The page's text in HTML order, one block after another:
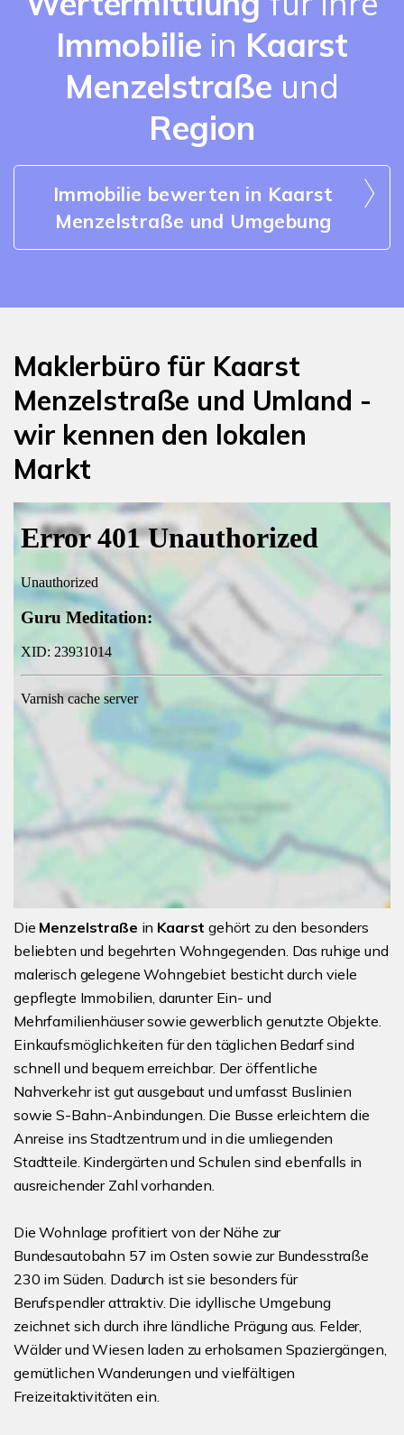
Immobilie in Kaarst
Menzelstraße und
Region
Immobilie bewerten in Kaarst
Menzelstraße und Umgebung
Maklerbüro für Kaarst
Menzelstraße und Umland -
wir kennen den lokalen
Markt
Die Menzelstraße in Kaarstgehört zu den besonders
beliebten und begehrten Wohngegenden. Das ruhige und
malerisch gelegene Wohngebiet besticht durch viele
gepflegte Immobilien, darunter Ein- und
Mehrfamilienhäuser sowie gewerblich genutzte Objekte.
Einkaufsmöglichkeiten für den täglichen Bedarf sind
schnell und bequem erreichbar. Der öffentliche
Nahverkehr ist gut ausgebaut und umfasst Buslinien
sowie S-Bahn-Anbindungen. Die Busse erleichtern die
Anreise ins Stadtzentrum und in die umliegenden
Stadtteile. Kindergärten und Schulen sind ebenfalls in
ausreichender Zahl vorhanden.
Die Wohnlage profitiert von der Nähe zur
Bundesautobahn 57 im Osten sowie zur Bundesstraße
230 im Süden. Dadurch ist sie besonders für
Berufspendler attraktiv. Die idyllische Umgebung
zeichnet sich durch ihre ländliche Prägung aus. Felder,
Wälder und Wiesen laden zu erholsamen Spaziergängen,
gemütlichen Wanderungen und vielfältigen
Freizeitaktivitäten ein.